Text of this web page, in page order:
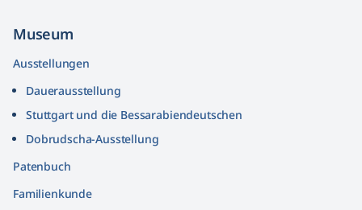
Museum
Ausstellungen
Dauerausstellung
Stuttgart und die Bessarabiendeutschen
Dobrudscha­-Ausstellung
Patenbuch
Familienkunde